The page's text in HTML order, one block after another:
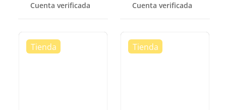
automático
Cuenta verificada Cuenta verificada